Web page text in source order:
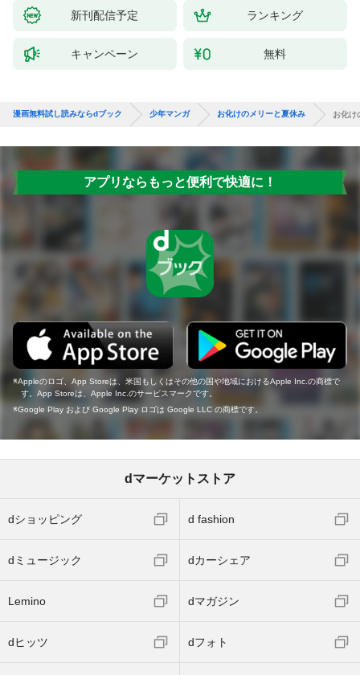
（１）
新刊配信予定 ランキング
キャンペーン 無料
漫画無料試し読みならdブック 少年マンガ お化けのメリーと夏休み お化け
アプリならもっと便利で快適に！
Appleのロゴ、App Storeは、米国もしくはその他の国や地域におけるApple Inc.の商標で
す。App Storeは、Apple Inc.のサービスマークです。
Google Play および Google Play ロゴは Google LLC の商標です。
dマーケットストア
dショッピング d fashion
dミュージック dカーシェア
Lemino dマガジン
dヒッツ dフォト